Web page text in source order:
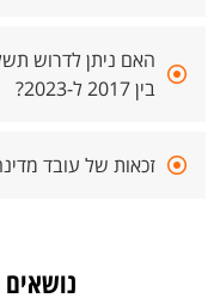
האם ניתן לדרוש
בין 2017 ל-2023?
זכאות של עובד
נושאים